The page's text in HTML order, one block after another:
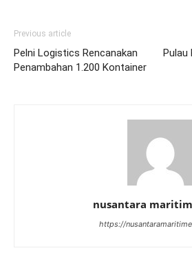
Previous article
Pelni Logistics Rencanakan
Penambahan 1.200 Kontainer
Pulau
nusantara
https://